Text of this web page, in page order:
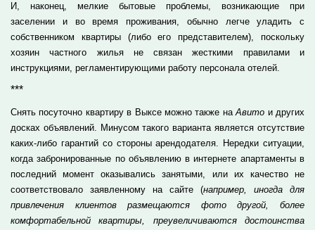
И, наконец, мелкие бытовые проблемы, возникающие при
заселении и во время проживания, обычно легче уладить с
собственником квартиры (либо его представителем), поскольку
хозяин частного жилья не связан жесткими правилами и
инструкциями, регламентирующими работу персонала отелей.
***
Снять посуточно квартиру в Выксе можно также наАвито и других
досках объявлений. Минусом такого варианта является отсутствие
каких-либо гарантий со стороны арендодателя. Нередки ситуации,
когда забронированные по объявлению в интернете апартаменты в
последний момент оказывались занятыми, или их качество не
соответствовало заявленному на сайте (например, иногда для
привлечения клиентов размещаются фото другой, более
комфортабельной квартиры, преувеличиваются достоинства